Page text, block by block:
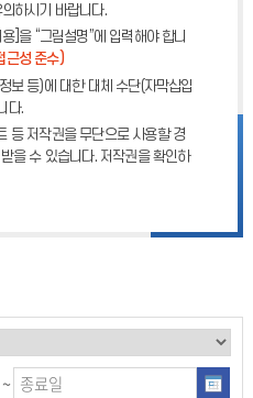
하시기 바랍니다.
]을 “그림설명”에 입력해야 합니
근성 준수)
보 등)에 대한 대체 수단(자막삽입
다.
등 저작권을 무단으로 사용할 경
을 수 있습니다. 저작권을 확인하
~